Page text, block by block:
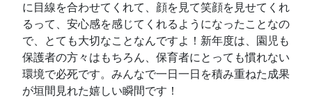
に目線を合わせてくれて、顔を見て笑顔を見せてくれ
るって、安心感を感じてくれるようになったことなの
で、とても大切なことなんですよ！新年度は、園児も
保護者の方々はもちろん、保育者にとっても慣れない
環境で必死です。みんなで一日一日を積み重ねた成果
が垣間見れた嬉しい瞬間です！